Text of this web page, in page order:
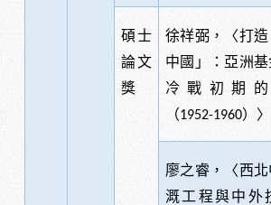
碩士
論文
獎
徐祥弼，〈打
中國」：亞洲
冷戰初期
（1952-1960）〉
廖之睿，〈西
溉工程與中外